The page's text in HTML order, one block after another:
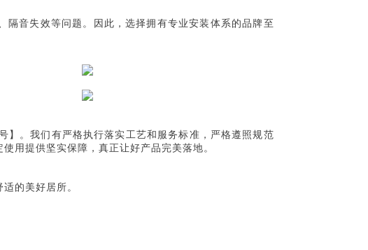
隔音失效等问题。因此，选择拥有专业安装体系的品牌至
】。我们有严格执行落实工艺和服务标准，严格遵照规范
用提供坚实保障，真正让好产品完美落地。
的美好居所。